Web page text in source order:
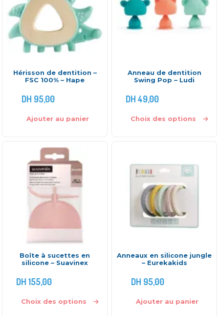
Hérisson de dentition –
FSC 100% – Hape
DH 95,00
Ajouter au panier
Anneau de dentition
Swing Pop – Ludi
DH 49,00
Choix des options
Boîte à sucettes en
silicone – Suavinex
DH 155,00
Choix des options
Anneaux en silicone jungle
– Eurekakids
DH 95,00
Ajouter au panier